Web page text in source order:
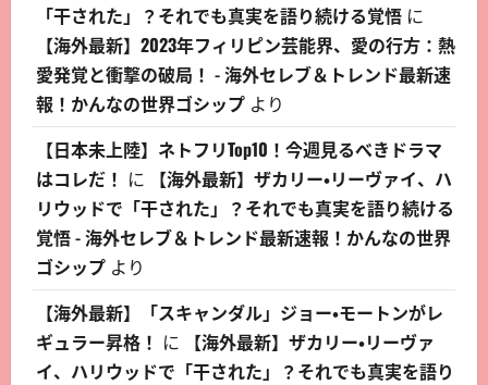
「干された」？それでも真実を語り続ける覚悟 に
【海外最新】2023年フィリピン芸能界、愛の行方：熱
愛発覚と衝撃の破局！ - 海外セレブ＆トレンド最新速
報！かんなの世界ゴシップ より
【日本未上陸】ネトフリTop10！今週見るべきドラマ
はコレだ！ に
【海外最新】ザカリー・リーヴァイ、ハ
リウッドで「干された」？それでも真実を語り続ける
覚悟 - 海外セレブ＆トレンド最新速報！かんなの世界
ゴシップ より
【海外最新】「スキャンダル」ジョー・モートンがレ
ギュラー昇格！ に
【海外最新】ザカリー・リーヴァ
イ、ハリウッドで「干された」？それでも真実を語り